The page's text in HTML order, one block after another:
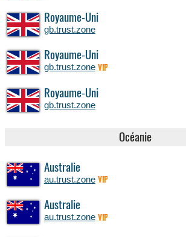
Royaume-Uni
gb.trust.zone
Royaume-Uni
gb.trust.zone VIP
Royaume-Uni
gb.trust.zone
Océanie
Australie
au.trust.zone VIP
Australie
au.trust.zone VIP